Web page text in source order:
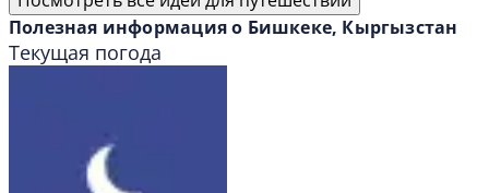
Полезная информация о Бишкеке, Кыргызстан
Текущая погода